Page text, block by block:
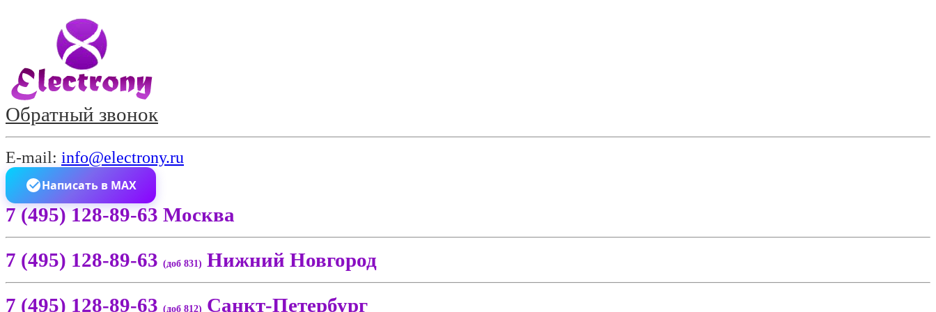
Обратный звонок
E-mail: info@electrony.ru
Написать в MAX
7 (495) 128-89-63 Москва
7 (495) 128-89-63 (доб 831) Нижний Новгород
7 (495) 128-89-63 (доб 812) Санкт-Петербург